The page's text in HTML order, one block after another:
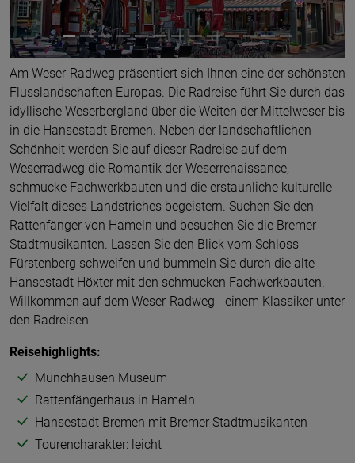
Am Weser-Radweg präsentiert sich Ihnen eine der schönsten
Flusslandschaften Europas. Die Radreise führt Sie durch das
idyllische Weserbergland über die Weiten der Mittelweser bis
in die Hansestadt Bremen. Neben der landschaftlichen
Schönheit werden Sie auf dieser Radreise auf dem
Weserradweg die Romantik der Weserrenaissance,
schmucke Fachwerkbauten und die erstaunliche kulturelle
Vielfalt dieses Landstriches begeistern. Suchen Sie den
Rattenfänger von Hameln und besuchen Sie die Bremer
Stadtmusikanten. Lassen Sie den Blick vom Schloss
Fürstenberg schweifen und bummeln Sie durch die alte
Hansestadt Höxter mit den schmucken Fachwerkbauten.
Willkommen auf dem Weser-Radweg - einem Klassiker unter
den Radreisen.
Reisehighlights:
Münchhausen Museum
Rattenfängerhaus in Hameln
Hansestadt Bremen mit Bremer Stadtmusikanten
Tourencharakter: leicht